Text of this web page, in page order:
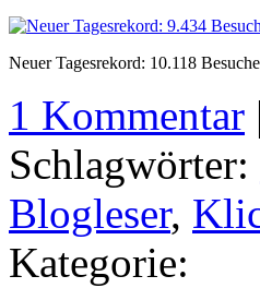
Neuer Tagesrekord: 10.118
1 Kommentar |
Schlagwörter:
Blogleser,
Kategorie: